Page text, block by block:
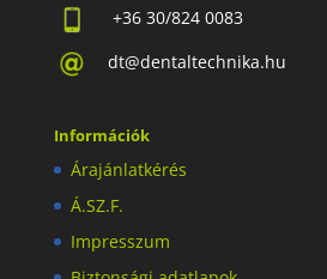
+36 30/824 0083
dt@dentaltechnika.hu
Információk
Árajánlatkérés
Á.SZ.F.
Impresszum